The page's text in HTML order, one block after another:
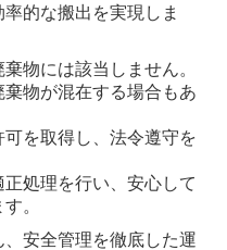
的な搬出を実現しま
物には該当しません。
物が混在する場合もあ
を取得し、法令遵守を
処理を行い、安心して
。
安全管理を徹底した運